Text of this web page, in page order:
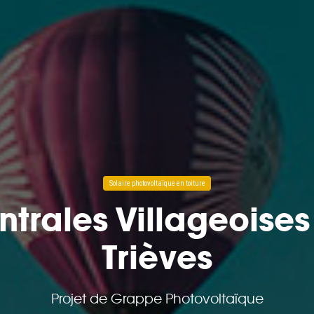
Solaire photovoltaïque en toiture
Trièves
Projet de Grappe Photovoltaïque